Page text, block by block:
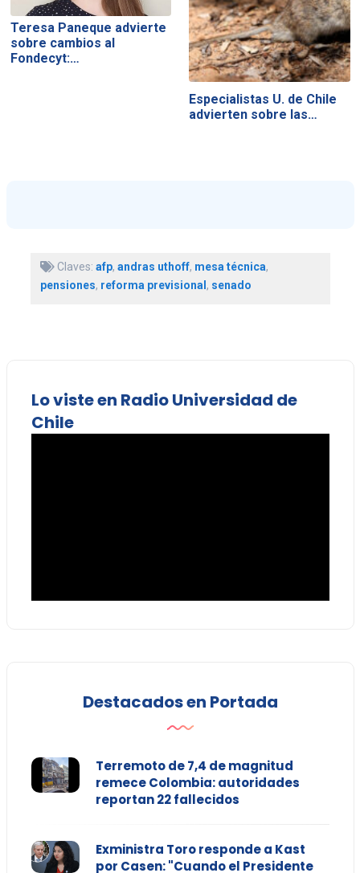
Teresa Paneque advierte
sobre cambios al
Fondecyt:…
Especialistas U. de Chile
advierten sobre las…
Claves: afp, andras uthoff, mesa técnica,
pensiones, reforma previsional, senado
Lo viste en Radio Universidad de
Chile
Destacados en Portada
Terremoto de 7,4 de magnitud
remece Colombia: autoridades
reportan 22 fallecidos
Exministra Toro responde a Kast
por Casen: "Cuando el Presidente